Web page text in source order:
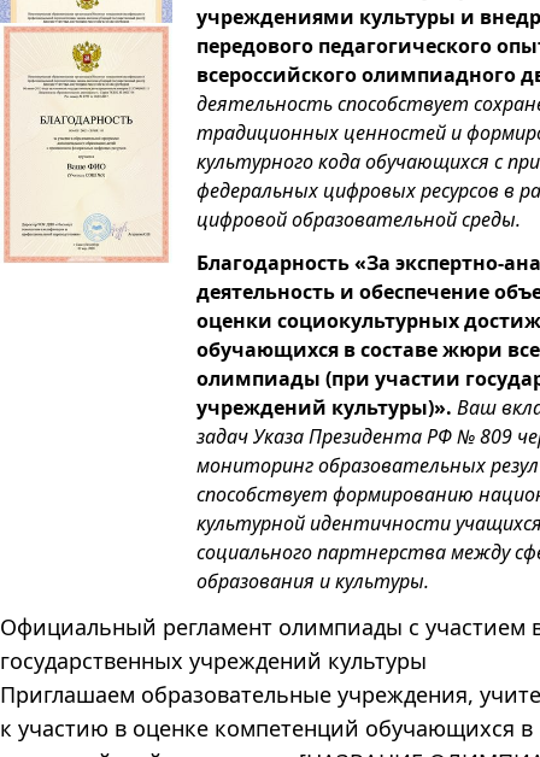
учреждениями культуры и
передового педагогического
всероссийского олимпиадного
деятельность способствует
традиционных ценностей и
культурного кода обучающихся с
федеральных цифровых ресурсов в
цифровой образовательной среды.
Благодарность «За экспертно-
деятельность и обеспечение
оценки социокультурных
обучающихся в составе жюри
олимпиады (при участии
учреждений культуры)». Ваш
задач Указа Президента РФ № 809
мониторинг образовательных
способствует формированию
культурной идентичности
социального партнерства между
образования и культуры.
Официальный регламент олимпиады с участием
государственных учреждений культуры
Приглашаем образовательные учреждения,
к участию в оценке компетенций обучающихся в